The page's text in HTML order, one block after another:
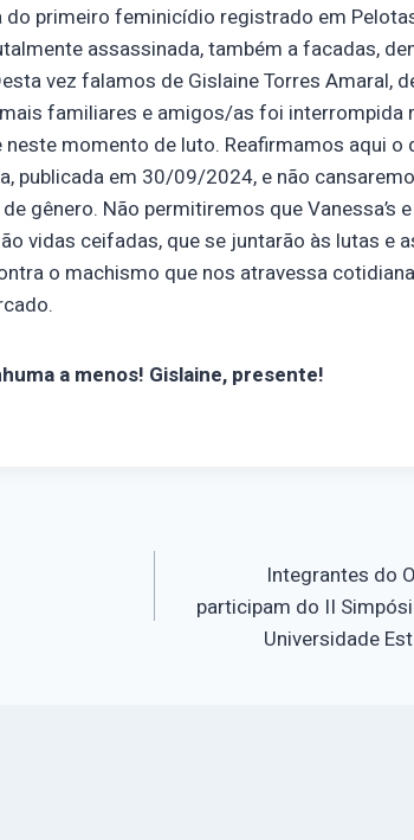
do primeiro feminicídio registrado em
assassinada, também a facadas,
vez falamos de Gislaine Torres Amaral,
familiares e amigos/as foi interrompida
momento de luto. Reafirmamos aqui o
publicada em 30/09/2024, e não
gênero. Não permitiremos que Vanessa’s e
vidas ceifadas, que se juntarão às lutas e
o machismo que nos atravessa
a menos! Gislaine, presente!
Integrantes do
participam do II
Universidade